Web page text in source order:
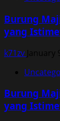
Burung
yang
k71zv January
Burung
yang